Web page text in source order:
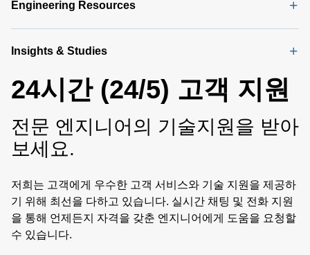
Engineering Resources
Insights & Studies
24시간 (24/5) 고객 지원
전문 엔지니어의 기술지원을 받아
보세요.
저희는 고객에게 우수한 고객 서비스와 기술 지원을 제공하
기 위해 최선을 다하고 있습니다. 실시간 채팅 및 전화 지원
을 통해 언제든지 자격을 갖춘 엔지니어에게 도움을 요청할
수 있습니다.